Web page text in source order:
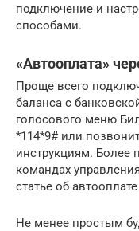
подключение и
способами.
«Автооплата»
Проще всего
баланса с
голосового меню
*114*9# или
инструкциям. Более
командах
статье об
Не менее простым